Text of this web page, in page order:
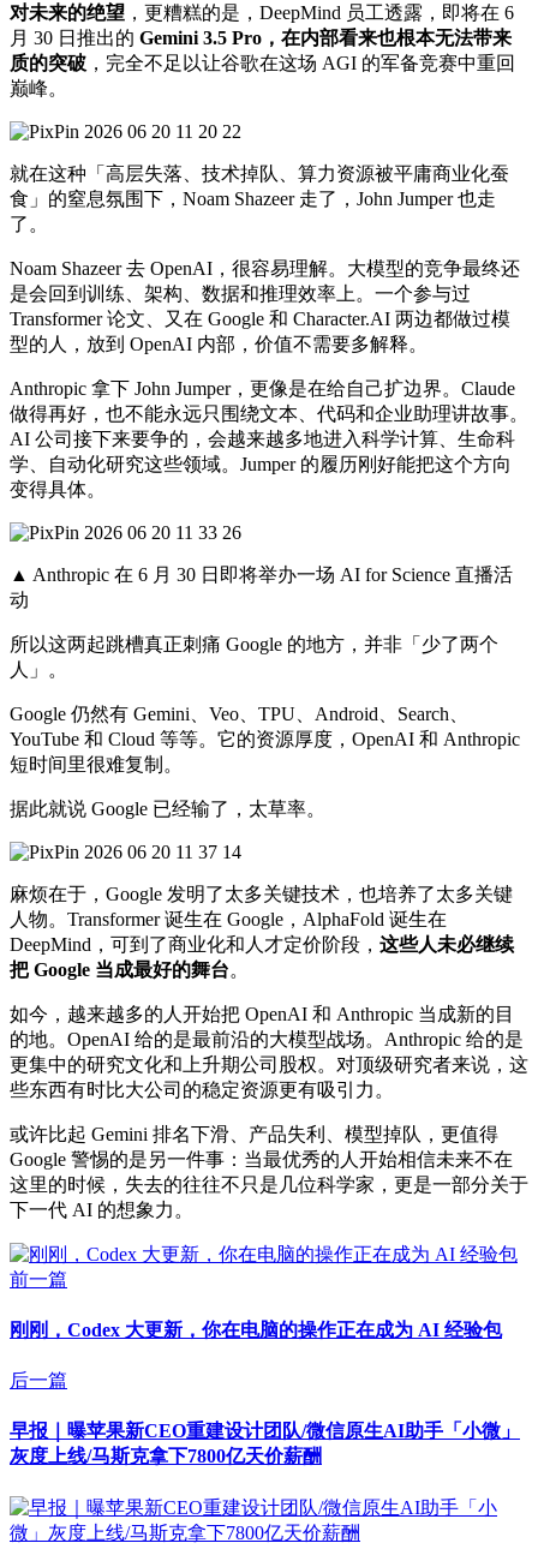
对未来的绝望 ，更糟糕的是，DeepMind 员工透露，即将在 6
月 30 日推出的 Gemini 3.5 Pro，在内部看来也根本无法带来
质的突破 ，完全不足以让谷歌在这场 AGI 的军备竞赛中重回
巅峰。
就在这种「高层失落、技术掉队、算力资源被平庸商业化蚕
食」的窒息氛围下，Noam Shazeer 走了，John Jumper 也走
了。
Noam Shazeer 去 OpenAI，很容易理解。大模型的竞争最终还
是会回到训练、架构、数据和推理效率上。一个参与过
Transformer 论文、又在 Google 和 Character.AI 两边都做过模
型的人，放到 OpenAI 内部，价值不需要多解释。
Anthropic 拿下 John Jumper，更像是在给自己扩边界。Claude
做得再好，也不能永远只围绕文本、代码和企业助理讲故事。
AI 公司接下来要争的，会越来越多地进入科学计算、生命科
学、自动化研究这些领域。Jumper 的履历刚好能把这个方向
变得具体。
▲ Anthropic 在 6 月 30 日即将举办一场 AI for Science 直播活
动
所以这两起跳槽真正刺痛 Google 的地方，并非「少了两个
人」。
Google 仍然有 Gemini、Veo、TPU、Android、Search、
YouTube 和 Cloud 等等。它的资源厚度，OpenAI 和 Anthropic
短时间里很难复制。
据此就说 Google 已经输了，太草率。
麻烦在于，Google 发明了太多关键技术，也培养了太多关键
人物。Transformer 诞生在 Google，AlphaFold 诞生在
DeepMind，可到了商业化和人才定价阶段， 这些人未必继续
把 Google 当成最好的舞台。
如今，越来越多的人开始把 OpenAI 和 Anthropic 当成新的目
的地。OpenAI 给的是最前沿的大模型战场。Anthropic 给的是
更集中的研究文化和上升期公司股权。对顶级研究者来说，这
些东西有时比大公司的稳定资源更有吸引力。
或许比起 Gemini 排名下滑、产品失利、模型掉队，更值得
Google 警惕的是另一件事：当最优秀的人开始相信未来不在
这里的时候，失去的往往不只是几位科学家，更是一部分关于
下一代 AI 的想象力。
前一篇
刚刚，Codex 大更新，你在电脑的操作正在成为 AI 经验包
后一篇
早报｜曝苹果新CEO重建设计团队/微信原生AI助手「小微」
灰度上线/马斯克拿下7800亿天价薪酬